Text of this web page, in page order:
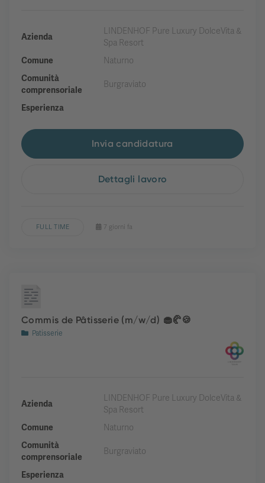
Azienda
LINDENHOF Pure Luxury DolceVita &
Spa Resort
Comune
Naturno
Comunità
comprensoriale
Burgraviato
Esperienza
Invia candidatura
Dettagli lavoro
FULL TIME 7 giorni fa
Commis de Pâtisserie (m/w/d) 🧁🥐🍪
Patisserie
Azienda
LINDENHOF Pure Luxury DolceVita &
Spa Resort
Comune
Naturno
Comunità
comprensoriale
Burgraviato
Esperienza